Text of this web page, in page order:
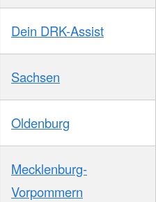
Dein DRK-Assist
Sachsen
Oldenburg
Mecklenburg-
Vorpommern